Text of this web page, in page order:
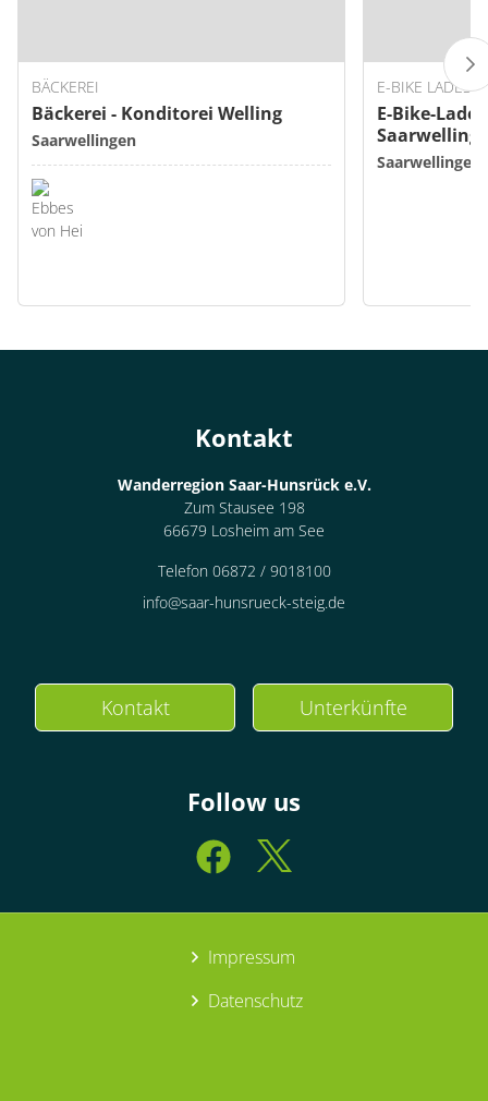
BÄCKEREI
Bäckerei - Konditorei Welling
Saarwellingen
E-BIKE
E-Bike-
Saarwellingen
Kontakt
Wanderregion Saar-Hunsrück e.V.
Zum Stausee 198
66679 Losheim am See
Telefon 06872 / 9018100
info@saar-hunsrueck-steig.de
Kontakt Unterkünfte
Follow us
Impressum
Datenschutz